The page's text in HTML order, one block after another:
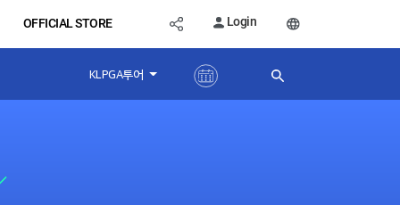
OFFICIAL STORE Login
KLPGA투어